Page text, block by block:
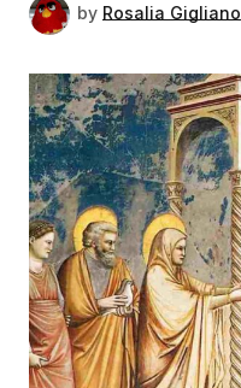
by Rosalia Gigliano